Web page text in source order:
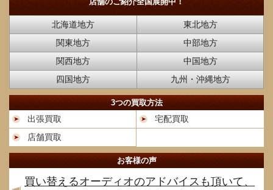
北海道地方
東北地方
関東地方
中部地方
関西地方
中国地方
四国地方
九州・沖縄地方
3つの買取方法
出張買取
宅配買取
店舗買取
お客様の声
買い替えるオーディオのアドバイスも頂いて、